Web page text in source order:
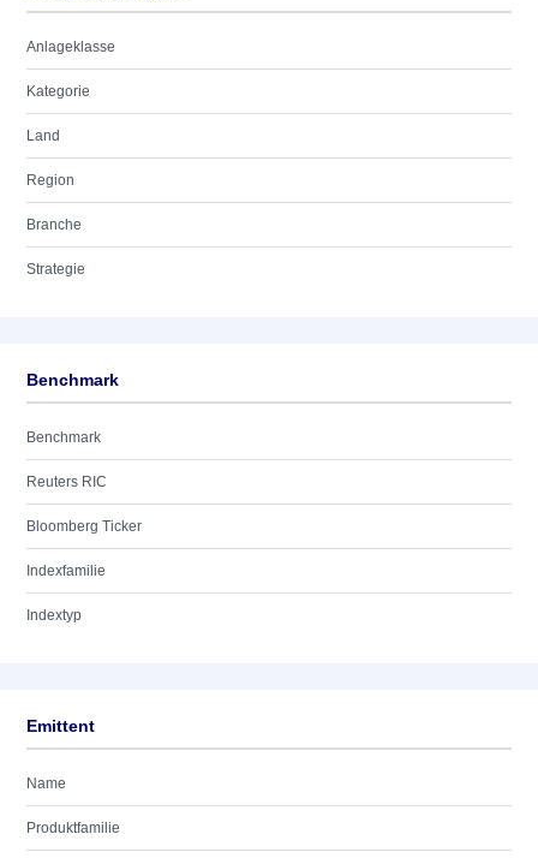
Anlageklasse
Kategorie
Land
Region
Branche
Strategie
Benchmark
Benchmark
Reuters RIC
Bloomberg Ticker
Indexfamilie
Indextyp
Emittent
Name
Produktfamilie